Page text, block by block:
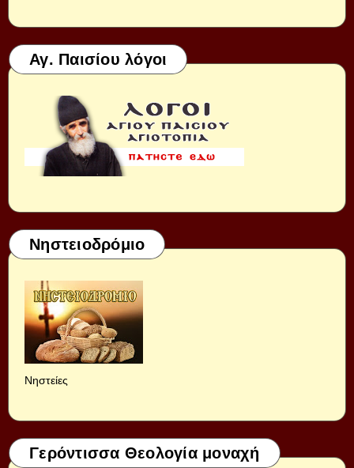
Αγ. Παισίου λόγοι
Νηστειοδρόμιο
Νηστείες
Γερόντισσα Θεολογία μοναχή